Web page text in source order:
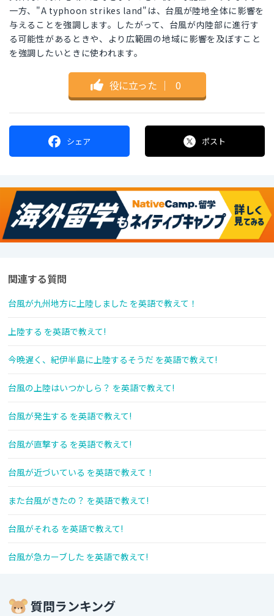
一方、"A typhoon strikes land"は、台風が陸地全体に影響を
与えることを強調します。したがって、台風が内陸部に進行す
る可能性があるときや、より広範囲の地域に影響を及ぼすこと
を強調したいときに使われます。
役に立った ｜ 0
シェア ポスト
関連する質問
台風が九州地方に上陸しました を英語で教えて！
上陸する を英語で教えて!
今晩遅く、紀伊半島に上陸するそうだ を英語で教えて!
台風の上陸はいつかしら？ を英語で教えて!
台風が発生する を英語で教えて!
台風が直撃する を英語で教えて!
台風が近づいている を英語で教えて！
また台風がきたの？ を英語で教えて!
台風がそれる を英語で教えて!
台風が急カーブした を英語で教えて!
質問ランキング